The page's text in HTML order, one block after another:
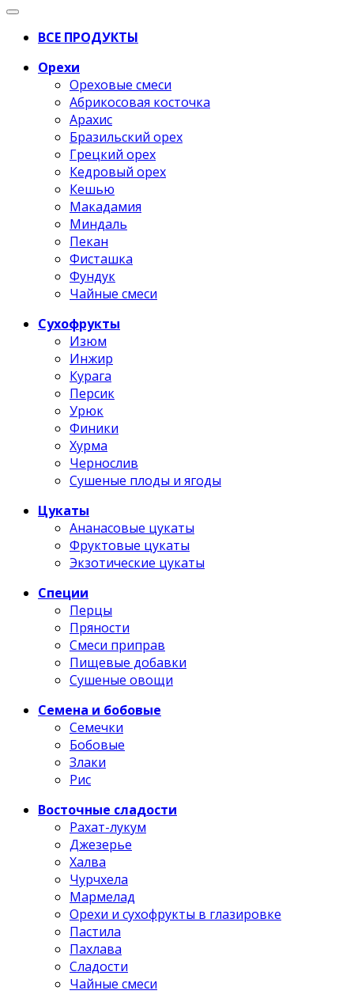
ВСЕ ПРОДУКТЫ
Орехи
Ореховые смеси
Абрикосовая косточка
Арахис
Бразильский орех
Грецкий орех
Кедровый орех
Кешью
Макадамия
Миндаль
Пекан
Фисташка
Фундук
Чайные смеси
Сухофрукты
Изюм
Инжир
Курага
Персик
Урюк
Финики
Хурма
Чернослив
Сушеные плоды и ягоды
Цукаты
Ананасовые цукаты
Фруктовые цукаты
Экзотические цукаты
Специи
Перцы
Пряности
Смеси приправ
Пищевые добавки
Сушеные овощи
Семена и бобовые
Семечки
Бобовые
Злаки
Рис
Восточные сладости
Рахат-лукум
Джезерье
Халва
Чурчхела
Мармелад
Орехи и сухофрукты в глазировке
Пастила
Пахлава
Сладости
Чайные смеси